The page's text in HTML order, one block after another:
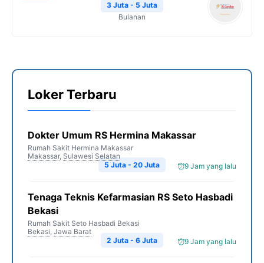
3 Juta - 5 Juta
Bulanan
Loker Terbaru
Dokter Umum RS Hermina Makassar
Rumah Sakit Hermina Makassar
Makassar, Sulawesi Selatan
9 Jam yang lalu
5 Juta - 20 Juta
Tenaga Teknis Kefarmasian RS Seto Hasbadi
Bekasi
Rumah Sakit Seto Hasbadi Bekasi
Bekasi, Jawa Barat
9 Jam yang lalu
2 Juta - 6 Juta